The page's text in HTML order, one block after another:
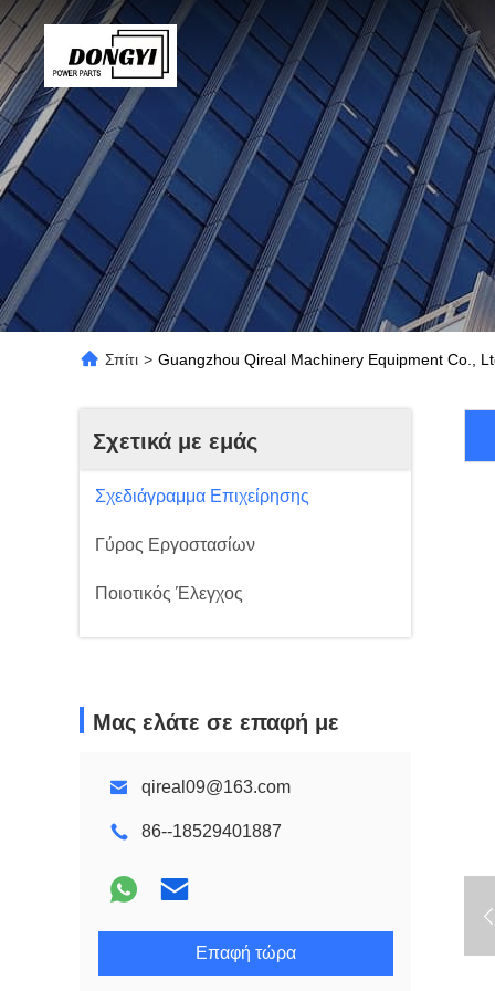
Σπίτι > Guangzhou Qireal Machinery Equipment Co.,
Σχετικά με εμάς
Σχεδιάγραμμα Επιχείρησης
Γύρος Εργοστασίων
Ποιοτικός Έλεγχος
Μας ελάτε σε επαφή με
qireal09@163.com
86--18529401887
Επαφή τώρα